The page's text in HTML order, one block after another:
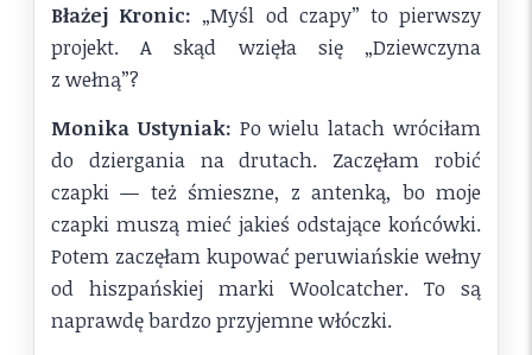
Błażej Kronic: „Myśl od czapy” to pierwszy
projekt. A skąd wzięła się „Dziewczyna
z wełną”?
Monika Ustyniak: Po wielu latach wróciłam
do dziergania na drutach. Zaczęłam robić
czapki — też śmieszne, z antenką, bo moje
czapki muszą mieć jakieś odstające końcówki.
Potem zaczęłam kupować peruwiańskie wełny
od hiszpańskiej marki Woolcatcher. To są
naprawdę bardzo przyjemne włóczki.